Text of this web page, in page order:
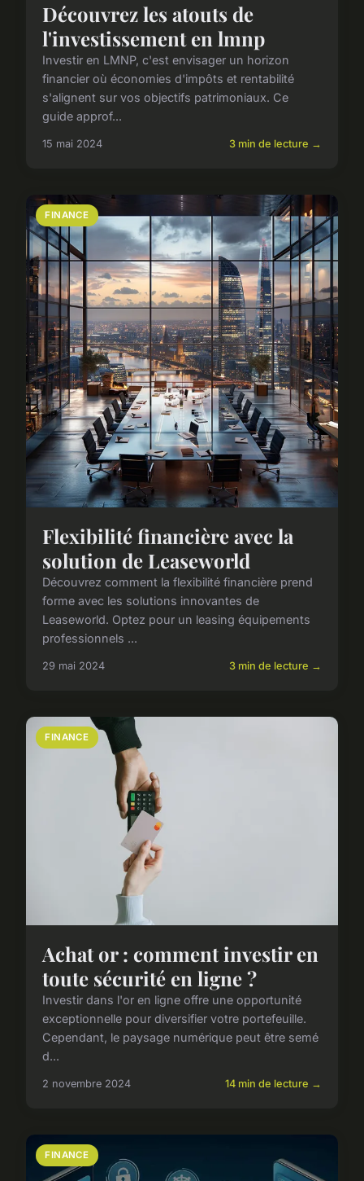
Découvrez les atouts de
l'investissement en lmnp
Investir en LMNP, c'est envisager un horizon
financier où économies d'impôts et rentabilité
s'alignent sur vos objectifs patrimoniaux. Ce
guide approf...
15 mai 2024 3 min de lecture →
FINANCE
Flexibilité financière avec la
solution de Leaseworld
Découvrez comment la flexibilité financière prend
forme avec les solutions innovantes de
Leaseworld. Optez pour un leasing équipements
professionnels ...
29 mai 2024 3 min de lecture →
FINANCE
Achat or : comment investir en
toute sécurité en ligne ?
Investir dans l'or en ligne offre une opportunité
exceptionnelle pour diversifier votre portefeuille.
Cependant, le paysage numérique peut être semé
d...
2 novembre 2024 14 min de lecture →
FINANCE